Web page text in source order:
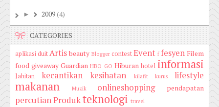
► 2009(4)
CATEGORIES
aplikasi duitArtis beauty Blogger contestEvent f fesyen Filem
food giveaway Guardian HBO GO Hiburan hotel informasi
Jahitan kecantikan kesihatan kilafit kurus lifestyle
makanan Muzik onlineshopping pendapatan
percutianProdukteknologi travel